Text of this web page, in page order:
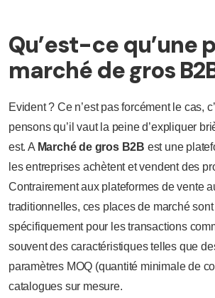
Qu’est-ce qu’une
marché de gros
Evident ? Ce n’est pas forcément le cas,
pensons qu’il vaut la peine d’expliquer
est. A Marché de gros B2B est une
les entreprises achètent et vendent des
Contrairement aux plateformes de vente
traditionnelles, ces places de marché
spécifiquement pour les transactions
souvent des caractéristiques telles que
paramètres MOQ (quantité minimale de
catalogues sur mesure.